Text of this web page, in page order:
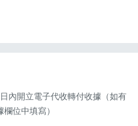
內開立電子代收轉付收據（如有
位中填寫）